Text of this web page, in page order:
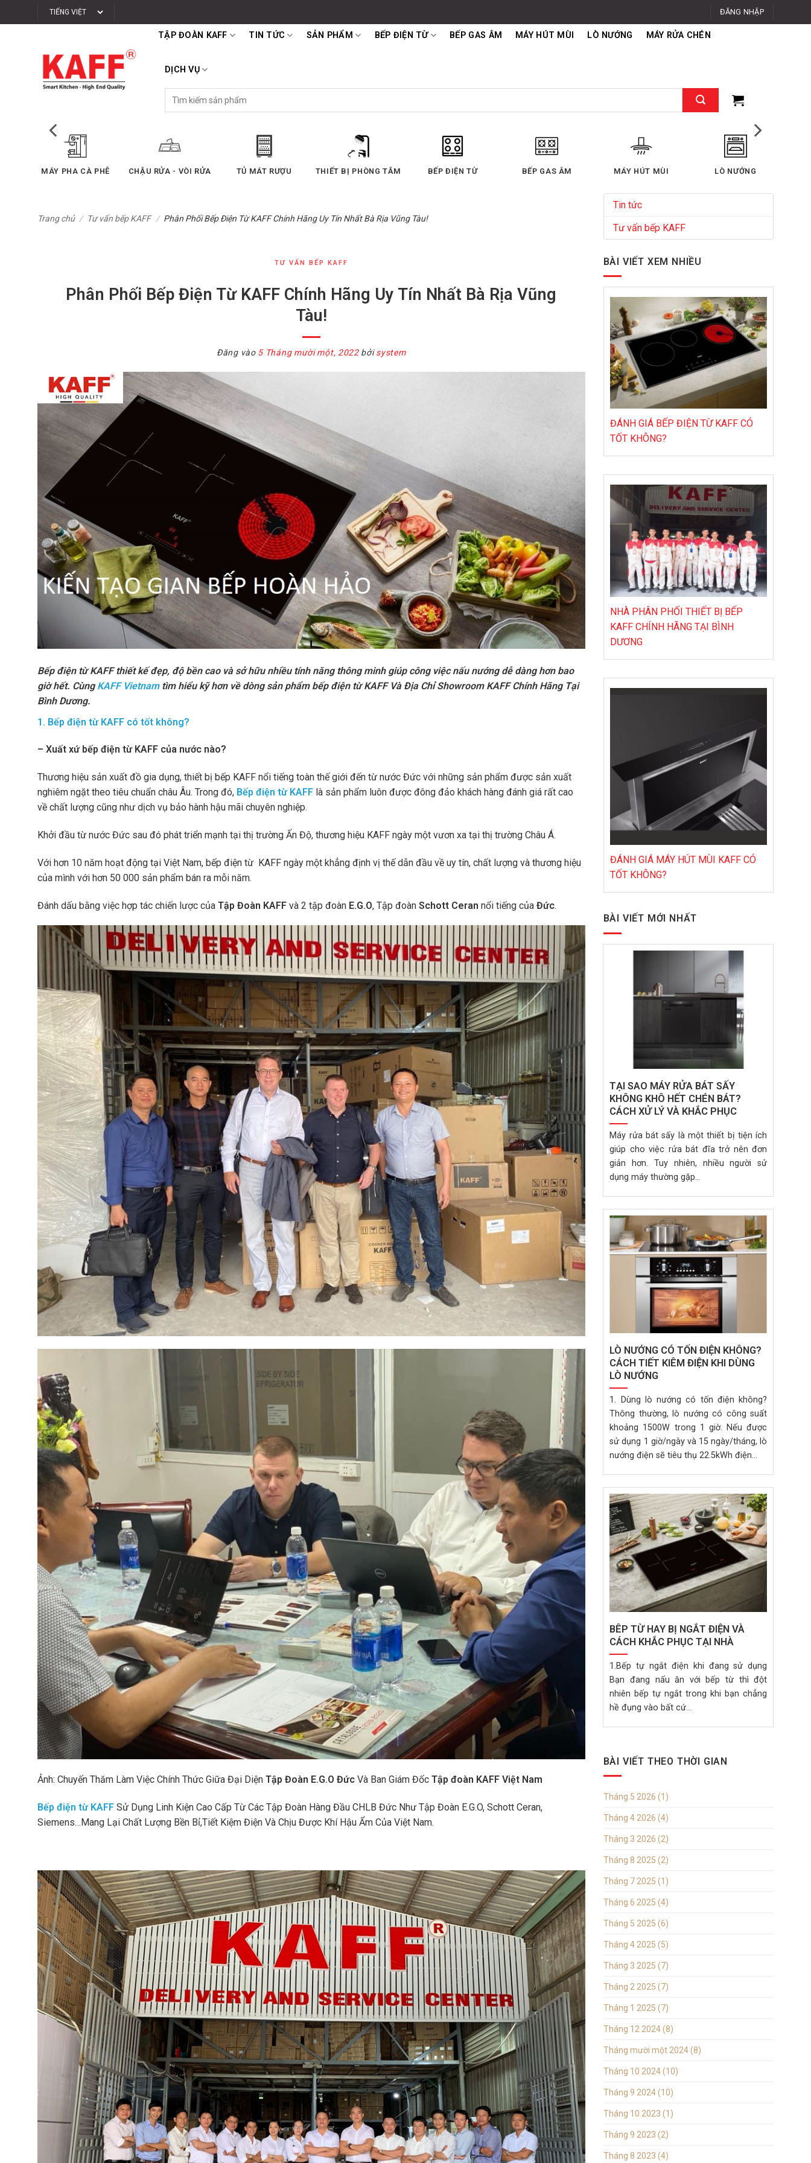
qua
ĐĂNG NHẬP
TẬP ĐOÀN KAFF TIN TỨC SẢN PHẨM BẾP ĐIỆN TỪ BẾP GAS ÂM MÁY HÚT MÙI LÒ NƯỚNG MÁY RỬA CHÉN
DỊCH VỤ
kiếm:
BẾP ĐIỆN TỪ BẾP GAS ÂM MÁY HÚT MÙI LÒ NƯỚNG LÒ VI SÓNG MÁY RỬA CHÉN TỦ LẠNH MÁY GIẶT - SẤY
Trang chủ / Tư vấn bếp KAFF / Phân Phối Bếp Điện Từ KAFF Chính Hãng Uy Tín Nhất Bà Rịa Vũng Tàu!
TƯ VẤN BẾP KAFF
Phân Phối Bếp Điện Từ KAFF Chính Hãng Uy Tín Nhất Bà Rịa Vũng
Tàu!
Đăng vào 5 Tháng mười một, 2022 bởisystem
Bếp điện từ KAFF thiết kế đẹp, độ bền cao và sở hữu nhiều tính năng thông minh giúp công việc nấu nướng dễ dàng hơn bao
giờ hết. Cùng KAFF Vietnamtìm hiểu kỹ hơn về dòng sản phẩm bếp điện từ KAFF Và Địa Chỉ Showroom KAFF Chính Hãng Tại
Bình Dương.
1. Bếp điện từ KAFF có tốt không?
– Xuất xứ bếp điện từ KAFF của nước nào?
Thương hiệu sản xuất đồ gia dụng, thiết bị bếp KAFF nổi tiếng toàn thế giới đến từ nước Đức với những sản phẩm được sản xuất
nghiêm ngặt theo tiêu chuẩn châu Âu. Trong đó, Bếp điện từ KAFF là sản phẩm luôn được đông đảo khách hàng đánh giá rất cao
về chất lượng cũng như dịch vụ bảo hành hậu mãi chuyên nghiệp.
Khởi đầu từ nước Đức sau đó phát triển mạnh tại thị trường Ấn Độ, thương hiệu KAFF ngày một vươn xa tại thị trường Châu Á.
Với hơn 10 năm hoạt động tại Việt Nam, bếp điện từ KAFF ngày một khẳng định vị thế dẫn đầu về uy tín, chất lượng và thương hiệu
của mình với hơn 50 000 sản phẩm bán ra mỗi năm.
Đánh dấu bằng việc hợp tác chiến lược của Tập Đoàn KAFF và 2 tập đoàn E.G.O, Tập đoàn Schott Ceran nổi tiếng của Đức.
Ảnh: Chuyến Thăm Làm Việc Chính Thức Giữa Đại Diện Tập Đoàn E.G.O Đức Và Ban Giám Đốc Tập đoàn KAFF Việt Nam
Bếp điện từ KAFF Sử Dụng Linh Kiện Cao Cấp Từ Các Tập Đoàn Hàng Đầu CHLB Đức Như Tập Đoàn E.G.O, Schott Ceran,
Siemens…Mang Lại Chất Lượng Bền Bỉ,Tiết Kiệm Điện Và Chịu Được Khí Hậu Ẩm Của Việt Nam.
Tin tức
Tư vấn bếp KAFF
BÀI VIẾT XEM NHIỀU
ĐÁNH GIÁ BẾP ĐIỆN TỪ KAFF CÓ
TỐT KHÔNG?
NHÀ PHÂN PHỐI THIẾT BỊ BẾP
KAFF CHÍNH HÃNG TẠI BÌNH
DƯƠNG
ĐÁNH GIÁ MÁY HÚT MÙI KAFF CÓ
TỐT KHÔNG?
BÀI VIẾT MỚI NHẤT
TẠI SAO MÁY RỬA BÁT SẤY
KHÔNG KHÔ HẾT CHÉN BÁT?
CÁCH XỬ LÝ VÀ KHẮC PHỤC
Máy rửa bát sấy là một thiết bị tiện ích
giúp cho việc rửa bát đĩa trở nên đơn
giản hơn. Tuy nhiên, nhiều người sử
dụng máy thường gặp...
LÒ NƯỚNG CÓ TỐN ĐIỆN KHÔNG?
CÁCH TIẾT KIÊM ĐIỆN KHI DÙNG
LÒ NƯỚNG
1. Dùng lò nướng có tốn điện không?
Thông thường, lò nướng có công suất
khoảng 1500W trong 1 giờ. Nếu được
sử dụng 1 giờ/ngày và 15 ngày/tháng, lò
nướng điện sẽ tiêu thụ 22.5kWh điện...
BÊP TỪ HAY BỊ NGẮT ĐIỆN VÀ
CÁCH KHẮC PHỤC TẠI NHÀ
1.Bếp tự ngắt điện khi đang sử dụng
Bạn đang nấu ăn với bếp từ thì đột
nhiên bếp tự ngắt trong khi bạn chẳng
hề đụng vào bất cứ...
BÀI VIẾT THEO THỜI GIAN
Tháng 5 2026 (1)
Tháng 4 2026 (4)
Tháng 3 2026 (2)
Tháng 8 2025 (2)
Tháng 7 2025 (1)
Tháng 6 2025 (4)
Tháng 5 2025 (6)
Tháng 4 2025 (5)
Tháng 3 2025 (7)
Tháng 2 2025 (7)
Tháng 1 2025 (7)
Tháng 12 2024(8)
Tháng mười một 2024(8)
Tháng 10 2024(10)
Tháng 9 2024(10)
Tháng 10 2023 (1)
Tháng 9 2023 (2)
Tháng 8 2023 (4)